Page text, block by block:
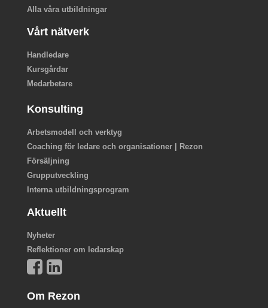
Alla våra utbildningar
Vårt nätverk
Handledare
Kursgårdar
Medarbetare
Konsulting
Arbetsmodell och verktyg
Coaching för ledare och organisationer | Rezon
Försäljning
Grupputveckling
Interna utbildningsprogram
Aktuellt
Nyheter
Reflektioner om ledarskap
Om Rezon